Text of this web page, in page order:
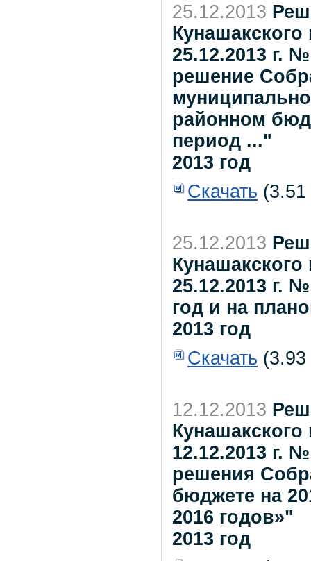
25.12.2013
25.12.2013 г.
решение
районном
период ..."
2013 год
Скачать
25.12.2013
25.12.2013 г.
год и на
2013 год
Скачать
12.12.2013
12.12.2013 г.
решения
бюджете на
2016 годов»"
2013 год